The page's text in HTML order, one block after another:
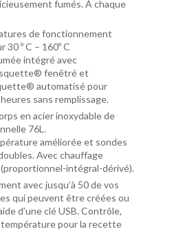
fumés. À chaque
de fonctionnement
º C – 160º C
intégré avec
fenêtré et
automatisé pour
sans remplissage.
en acier inoxydable de
76L.
améliorée et sondes
Avec chauffage
intégral-dérivé).
avec jusqu’à 50 de vos
qui peuvent être créées ou
d’une clé USB. Contrôle,
pour la recette